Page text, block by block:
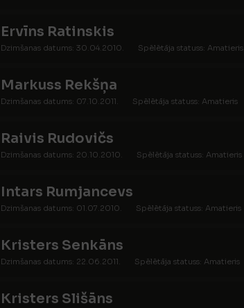
Ervīns Ratinskis
Dzimšanas datums: 30.04.2010. Spēlētāja statuss: Amatieris
Markuss Rekšņa
Dzimšanas datums: 07.10.2011. Spēlētāja statuss: Amatieris
Raivis Rudovičs
Dzimšanas datums: 20.10.2010. Spēlētāja statuss: Amatieris
Intars Rumjancevs
Dzimšanas datums: 01.07.2010. Spēlētāja statuss: Amatieris
Kristers Senkāns
Dzimšanas datums: 22.06.2011. Spēlētāja statuss: Amatieris
Kristers Slišāns